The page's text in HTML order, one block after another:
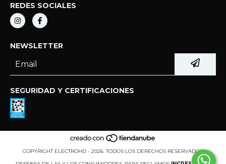
REDES SOCIALES
NEWSLETTER
SEGURIDAD Y CERTIFICACIONES
COPYRIGHT ELECTROHD - 2026. TODOS LOS DERECHOS RESERVADOS.